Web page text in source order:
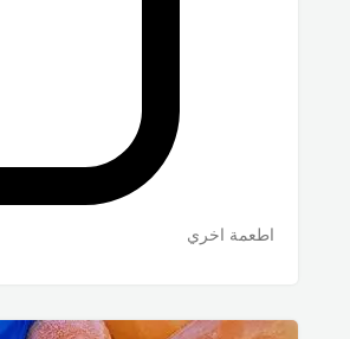
اطعمة اخري